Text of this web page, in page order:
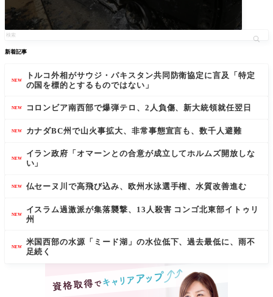
新着記事
NEW
トルコ外相がサウジ・パキスタン共同防衛協定に言及「特定
の国を標的とするものではない」
NEW コロンビア南西部で爆弾テロ、2人負傷、新大統領就任翌日
NEW カナダBC州で山火事拡大、非常事態宣言も、数千人避難
NEW
イラン政府「オマーンとの合意が成立してホルムズ開放しな
い」
NEW 仏セーヌ川で高飛び込み、欧州水泳選手権、水質改善進む
NEW
イスラム過激派が集落襲撃、13人殺害 コンゴ北東部イトゥリ
州
NEW
米国西部の水源「ミード湖」の水位低下、過去最低に、雨不
足続く